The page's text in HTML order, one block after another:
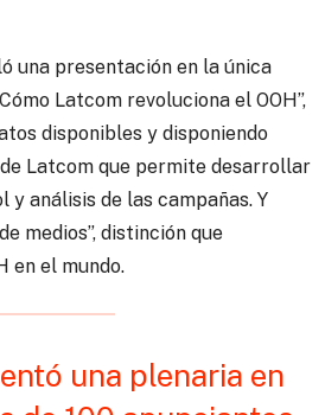
una presentación en la única
Latcom revoluciona el OOH”,
disponibles y disponiendo
Latcom que permite desarrollar
análisis de las campañas. Y
medios”, distinción que
en el mundo.
una plenaria en